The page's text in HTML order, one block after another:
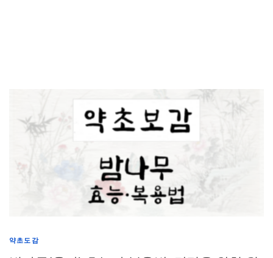
약초도감